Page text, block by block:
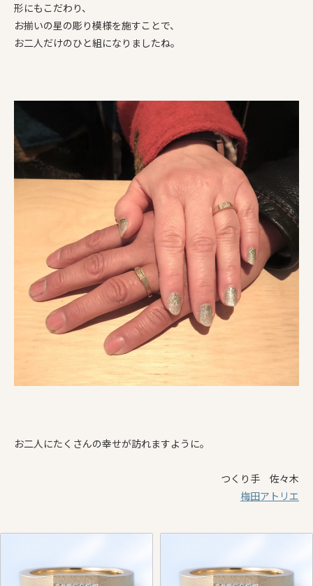
形にもこだわり、
お揃いの星の彫り模様を施すことで、
お二人だけのひと組になりましたね。
お二人にたくさんの幸せが訪れますように。
つくり手 佐々木
梅田アトリエ